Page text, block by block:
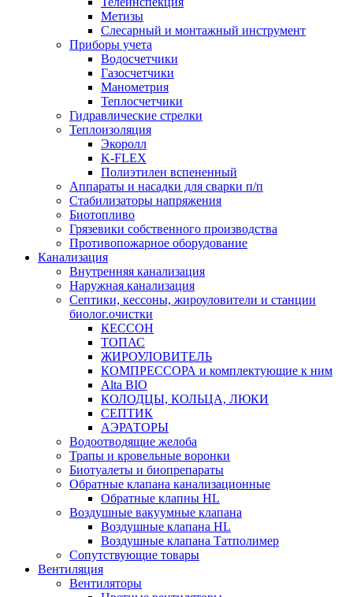
Метизы
Слесарный и монтажный инструмент
Приборы учета
Водосчетчики
Газосчетчики
Манометрия
Теплосчетчики
Гидравлические стрелки
Теплоизоляция
Экоролл
K-FLEX
Полиэтилен вспененный
Аппараты и насадки для сварки п/п
Стабилизаторы напряжения
Биотопливо
Грязевики собственного производства
Противопожарное оборудование
Канализация
Внутренняя канализация
Наружная канализация
Септики, кессоны, жироуловители и станции
биолог.очистки
КЕССОН
ТОПАС
ЖИРОУЛОВИТЕЛЬ
КОМПРЕССОРА и комплектующие к ним
Alta BIO
КОЛОДЦЫ, КОЛЬЦА, ЛЮКИ
СЕПТИК
АЭРАТОРЫ
Водоотводящие желоба
Трапы и кровельные воронки
Биотуалеты и биопрепараты
Обратные клапана канализационные
Обратные клапны HL
Воздушные вакуумные клапана
Воздушные клапана HL
Воздушные клапана Татполимер
Сопутствующие товары
Вентиляция
Вентиляторы